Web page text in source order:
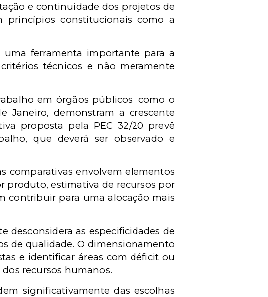
e continuidade dos projetos de
princípios constitucionais como a
ferramenta importante para a
técnicos e não meramente
em órgãos públicos, como o
Janeiro, demonstram a crescente
proposta pela PEC 32/20 prevê
que deverá ser observado e
comparativas envolvem elementos
produto, estimativa de recursos por
contribuir para uma alocação mais
as especificidades de
de qualidade. O dimensionamento
e identificar áreas com déficit ou
recursos humanos.
significativamente das escolhas